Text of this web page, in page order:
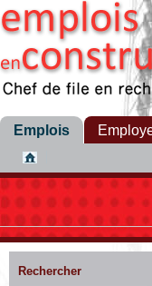
Emplois
Rechercher